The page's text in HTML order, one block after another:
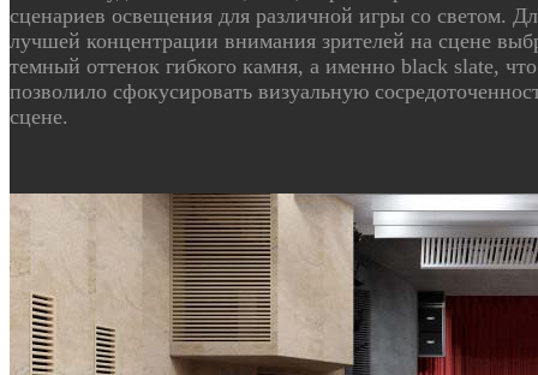
сценариев освещения для различной игры со светом.
лучшей концентрации внимания зрителей на сцене
темный оттенок гибкого камня, а именно black slate, что
позволило сфокусировать визуальную
сцене.